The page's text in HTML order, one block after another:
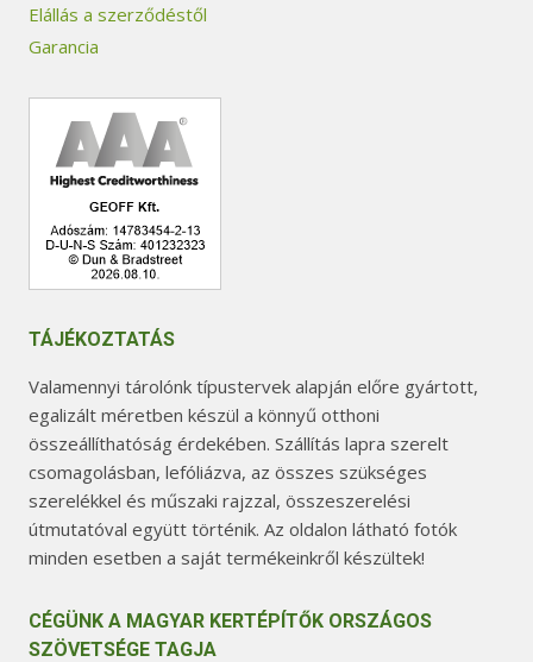
Elállás a szerződéstől
Garancia
TÁJÉKOZTATÁS
Valamennyi tárolónk típustervek alapján előre gyártott,
egalizált méretben készül a könnyű otthoni
összeállíthatóság érdekében. Szállítás lapra szerelt
csomagolásban, lefóliázva, az összes szükséges
szerelékkel és műszaki rajzzal, összeszerelési
útmutatóval együtt történik. Az oldalon látható fotók
minden esetben a saját termékeinkről készültek!
CÉGÜNK A MAGYAR KERTÉPÍTŐK ORSZÁGOS
SZÖVETSÉGE TAGJA